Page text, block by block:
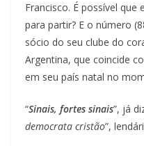
Francisco. É possível que
para partir? E o número
sócio do seu clube do
Argentina, que coincide
em seu país natal no
“Sinais, fortes sinais”, já
democrata cristão”,